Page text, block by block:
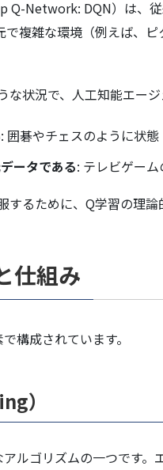
Q-Network: DQN）は、
で複雑な環境（例えば、
な状況で、人工知能エー
: 囲碁やチェスのように状
ータである: テレビゲー
するために、Q学習の理
仕組み
構成されています。
）
ルゴリズムの一つです。